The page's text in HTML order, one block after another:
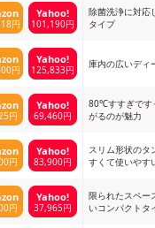
円
Yahoo!
101,190円
除菌洗浄に対応
タイプ
円
Yahoo!
125,833円 庫内の広いディ
円
Yahoo!
69,460円
80℃すすぎです
がるのが魅力
円
Yahoo!
83,900円
スリム形状のタ
すくて使いやす
円
Yahoo!
37,965円
限られたスペー
いコンパクトタ